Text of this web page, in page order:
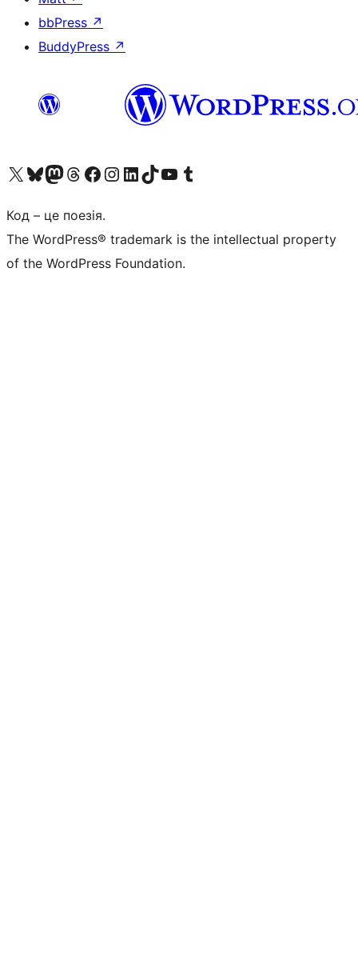
bbPress ↗
BuddyPress ↗
Visit our X (formerly Twitter) account
Visit our Bluesky account
Завітайте до нашої стрічки в Mastodon
Visit our Threads account
Завітайте на нашу сторінку в Facebook
Visit our Instagram account
Visit our LinkedIn account
Visit our TikTok account
Visit our YouTube channel
Visit our Tumblr account
Код – це поезія.
The WordPress® trademark is the intellectual property
of the WordPress Foundation.